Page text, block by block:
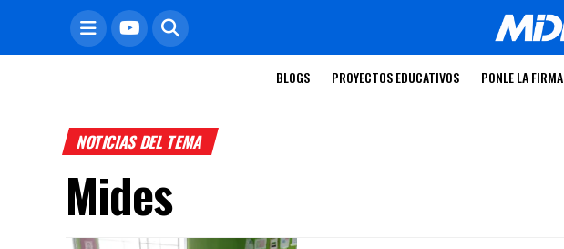
BLOGS PROYECTOS EDUCATIVOS PONLE LA FIRMA
NOTICIAS DEL TEMA
Mides